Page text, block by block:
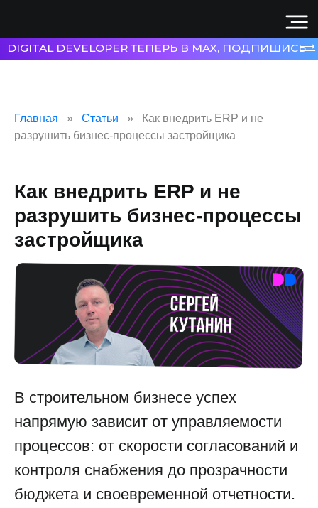
Главная Статьи
Как внедрить ERP и не
разрушить бизнес-процессы застройщика
Как внедрить ERP и не
разрушить бизнес-процессы
застройщика
В строительном бизнесе успех
напрямую зависит от управляемости
процессов: от скорости согласований и
контроля снабжения до прозрачности
бюджета и своевременной отчетности.